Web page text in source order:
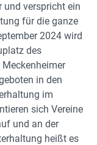
und verspricht ein
für die ganze
2024 wird
des
in den
im
sich Vereine
und an der
heißt es